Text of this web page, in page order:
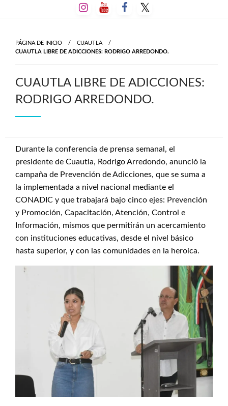
al
PÁGINA DE INICIO
CUAUTLA
CUAUTLA LIBRE DE ADICCIONES: RODRIGO ARREDONDO.
CUAUTLA LIBRE DE ADICCIONES:
RODRIGO ARREDONDO.
Durante la conferencia de prensa semanal, el
presidente de Cuautla, Rodrigo Arredondo, anunció la
campaña de Prevención de Adicciones, que se suma a
la implementada a nivel nacional mediante el
CONADIC y que trabajará bajo cinco ejes: Prevención
y Promoción, Capacitación, Atención, Control e
Información, mismos que permitirán un acercamiento
con instituciones educativas, desde el nivel básico
hasta superior, y con las comunidades en la heroica.